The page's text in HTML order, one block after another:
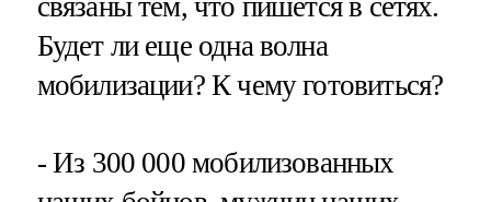
связаны тем, что пишется в сетях.
Будет ли еще одна волна
мобилизации? К чему готовиться?
- Из 300 000 мобилизованных